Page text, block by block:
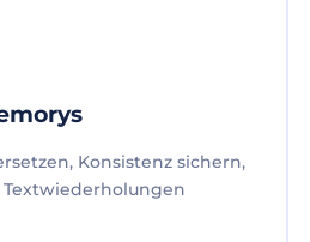
Konsistenz sichern,